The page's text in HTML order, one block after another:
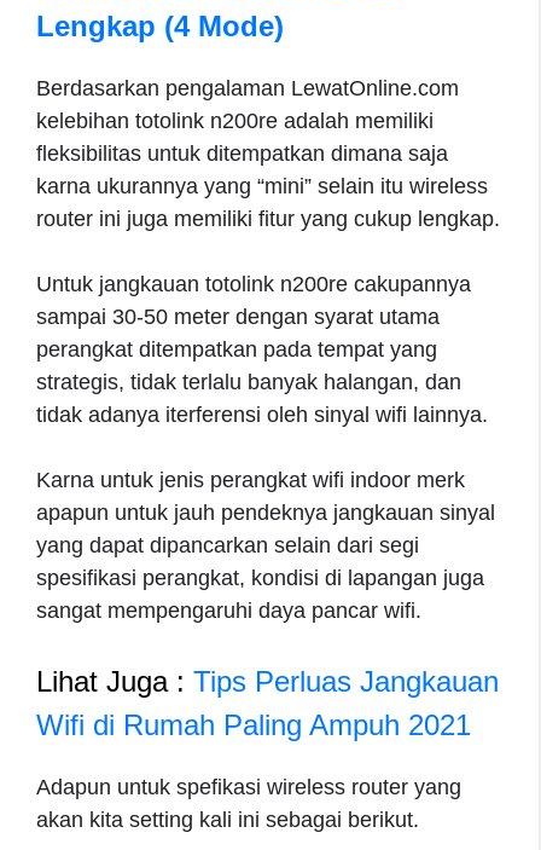
Lengkap (4 Mode)
Berdasarkan pengalaman LewatOnline.com
kelebihan totolink n200re adalah memiliki
fleksibilitas untuk ditempatkan dimana saja
karna ukurannya yang “mini” selain itu wireless
router ini juga memiliki fitur yang cukup lengkap.
Untuk jangkauan totolink n200re cakupannya
sampai 30-50 meter dengan syarat utama
perangkat ditempatkan pada tempat yang
strategis, tidak terlalu banyak halangan, dan
tidak adanya iterferensi oleh sinyal wifi lainnya.
Karna untuk jenis perangkat wifi indoor merk
apapun untuk jauh pendeknya jangkauan sinyal
yang dapat dipancarkan selain dari segi
spesifikasi perangkat, kondisi di lapangan juga
sangat mempengaruhi daya pancar wifi.
Lihat Juga : Tips Perluas Jangkauan
Wifi di Rumah Paling Ampuh 2021
Adapun untuk spefikasi wireless router yang
akan kita setting kali ini sebagai berikut.